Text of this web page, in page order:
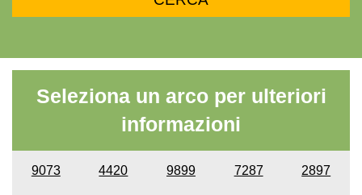
Seleziona un arco per ulteriori
informazioni
9073 4420 9899 7287 2897